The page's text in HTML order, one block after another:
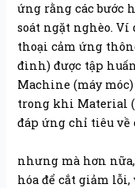
ứng rằng các bước
soát ngặt nghèo.
thoại cảm ứng
đình) được tập
Machine (máy
trong khi Material
đáp ứng chỉ tiêu về
nhưng mà hơn
hóa để cắt giảm